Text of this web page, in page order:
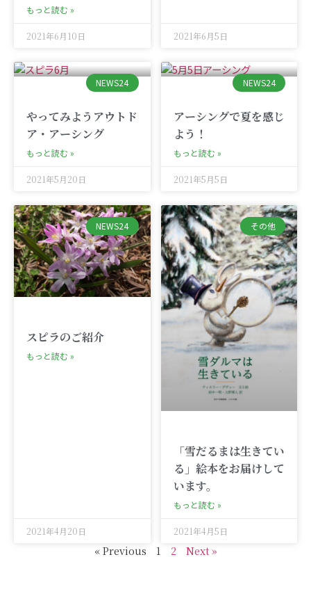
もっと読む »
2021年6月10日 2021年6月5日
NEWS24
やってみようアウトド
ア・アーシング
もっと読む »
2021年5月20日
NEWS24
アーシングで夏を感じ
よう！
もっと読む »
2021年5月5日
NEWS24
スピラのご紹介
もっと読む »
2021年4月20日
その他
「雪だるまは生きてい
る」絵本をお届けして
います。
もっと読む »
2021年4月5日
« Previous 1 2 Next »